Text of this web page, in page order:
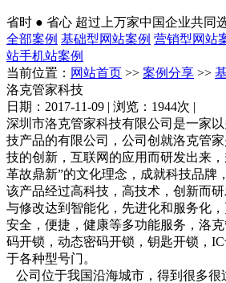
省时 ● 省心 超过上万家中国企业共同
全部案例 基础型网站案例 营销型网站
站手机站案例
当前位置： 网站首页 >> 案例分享 >>
洛克管家科技
日期：2017-11-09 | 浏览：1944次 |
深圳市洛克管家科技有限公司是一家
技产品的有限公司，公司创就洛克管
技的创新，互联网的应用而研发出来，
革故鼎新”的文化理念，成就科技品牌
该产品经过高科技，高技术，创新而
与修改达到智能化，先进化和服务化
安全，便捷，健康等多功能服务，洛
码开锁，动态密码开锁，钥匙开锁，
于各种型号门。
公司位于我国沿海城市，得到很多很